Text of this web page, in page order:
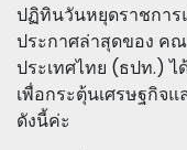
ปฏิทินวันหยุดราชการ
ประกาศล่าสุดของ ค
ประเทศไทย (ธปท.)
เพื่อกระตุ้นเศรษฐกิจ
ดังนี้ค่ะ